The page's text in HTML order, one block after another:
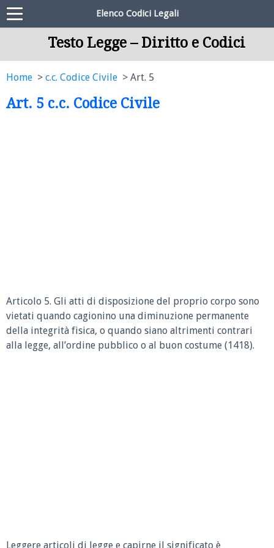
Elenco Codici Legali
Testo Legge – Diritto e Codici
Home c.c. Codice Civile Art. 5
Art. 5 c.c. Codice Civile
Articolo 5. Gli atti di disposizione del proprio corpo sono
vietati quando cagionino una diminuzione permanente
della integrità fisica, o quando siano altrimenti contrari
alla legge, all’ordine pubblico o al buon costume (1418).
Leggere articoli di legge e capirne il significato è